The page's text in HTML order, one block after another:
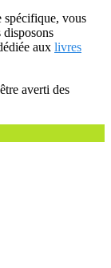
spécifique, vous
aux livres
averti des